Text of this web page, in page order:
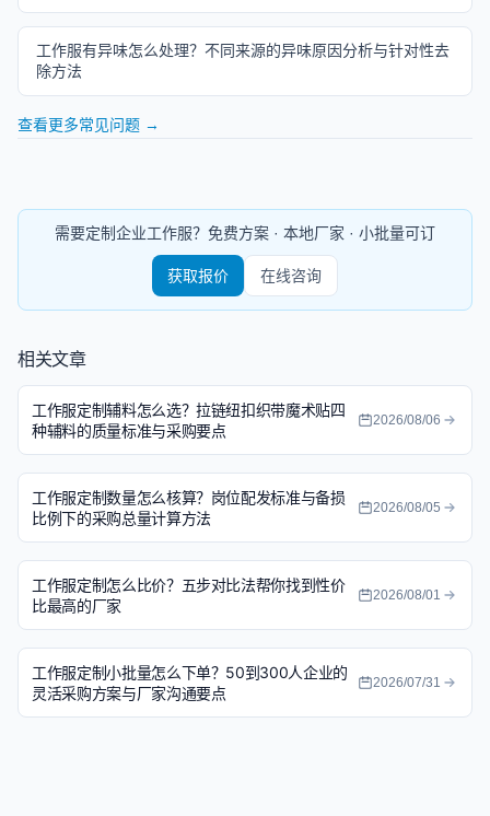
工作服有异味怎么处理？不同来源的异味原因分析与针对性去
除方法
查看更多常见问题 →
需要定制企业工作服？免费方案 · 本地厂家 · 小批量可订
获取报价 在线咨询
相关文章
工作服定制辅料怎么选？拉链纽扣织带魔术贴四
种辅料的质量标准与采购要点
2026/08/06
工作服定制数量怎么核算？岗位配发标准与备损
比例下的采购总量计算方法
2026/08/05
工作服定制怎么比价？五步对比法帮你找到性价
比最高的厂家
2026/08/01
工作服定制小批量怎么下单？50到300人企业的
灵活采购方案与厂家沟通要点
2026/07/31